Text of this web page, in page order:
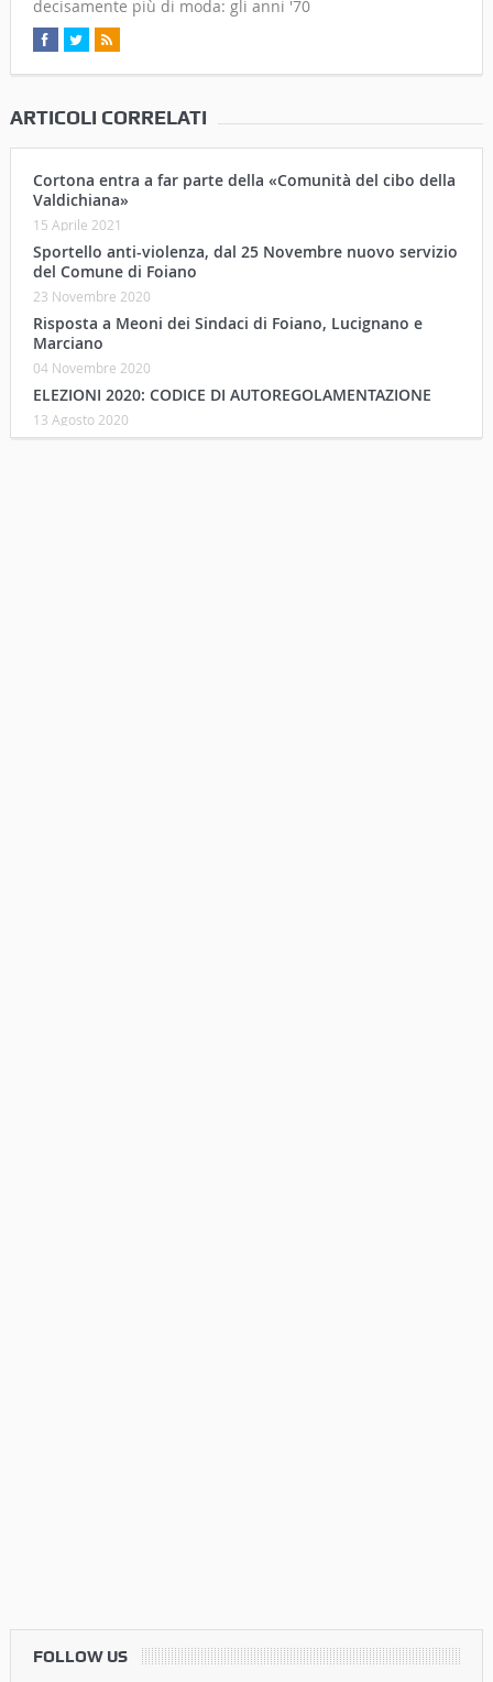
decisamente più di moda: gli anni '70
ARTICOLI CORRELATI
Cortona entra a far parte della «Comunità del cibo della
Valdichiana»
15 Aprile 2021
Sportello anti-violenza, dal 25 Novembre nuovo servizio
del Comune di Foiano
23 Novembre 2020
Risposta a Meoni dei Sindaci di Foiano, Lucignano e
Marciano
04 Novembre 2020
ELEZIONI 2020: CODICE DI AUTOREGOLAMENTAZIONE
13 Agosto 2020
FOLLOW US